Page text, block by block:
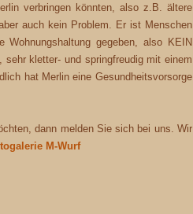
verbringen könnten, also z.B. ältere
auch kein Problem. Er ist Menschen
gegeben, also KEIN
kletter- und springfreudig mit einem
hat Merlin eine Gesundheitsvorsorge
dann melden Sie sich bei uns. Wir
M-Wurf